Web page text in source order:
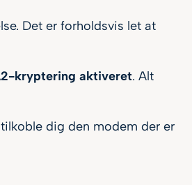
Det er forholdsvis let at
kryptering aktiveret. Alt
dig den modem der er